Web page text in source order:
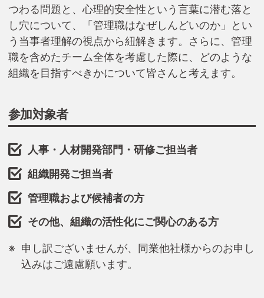
つわる問題と、心理的安全性という言葉に潜む落と
し穴について、「管理職はなぜしんどいのか」とい
う当事者理解の視点から紐解きます。さらに、管理
職を含めたチーム全体を考慮した際に、どのような
組織を目指すべきかについて皆さんと考えます。
参加対象者
人事・人材開発部門・研修ご担当者
組織開発ご担当者
管理職および候補者の方
その他、組織の活性化にご関心のある方
申し訳ございませんが、同業他社様からのお申し
込みはご遠慮願います。